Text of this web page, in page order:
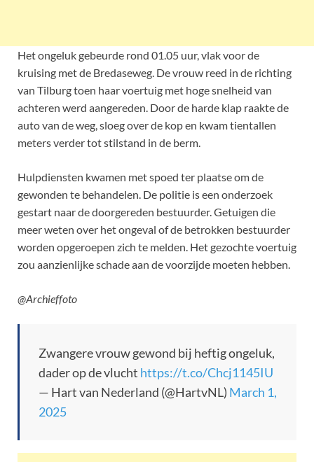
Het ongeluk gebeurde rond 01.05 uur, vlak voor de
kruising met de Bredaseweg. De vrouw reed in de richting
van Tilburg toen haar voertuig met hoge snelheid van
achteren werd aangereden. Door de harde klap raakte de
auto van de weg, sloeg over de kop en kwam tientallen
meters verder tot stilstand in de berm.
Hulpdiensten kwamen met spoed ter plaatse om de
gewonden te behandelen. De politie is een onderzoek
gestart naar de doorgereden bestuurder. Getuigen die
meer weten over het ongeval of de betrokken bestuurder
worden opgeroepen zich te melden. Het gezochte voertuig
zou aanzienlijke schade aan de voorzijde moeten hebben.
@Archieffoto
Zwangere vrouw gewond bij heftig ongeluk,
dader op de vlucht https://t.co/Chcj1145IU
— Hart van Nederland (@HartvNL) March 1,
2025